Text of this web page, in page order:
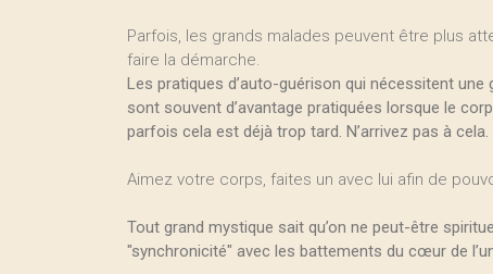
Parfois, les grands malades peuvent être plus
faire la démarche.
Les pratiques d’auto-guérison qui nécessitent
sont souvent d’avantage pratiquées lorsque le
parfois cela est déjà trop tard. N’arrivez pas à cela.
Aimez votre corps, faites un avec lui afin de
Tout grand mystique sait qu’on ne peut-être
"synchronicité" avec les battements du cœur de